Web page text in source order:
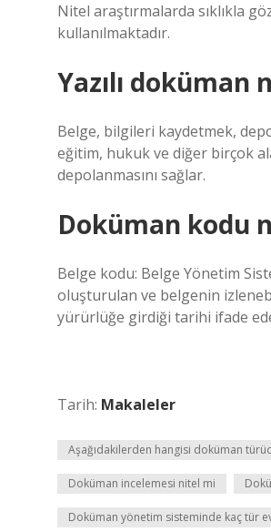
Nitel araştırmalarda sıklıkla
kullanılmaktadır.
Yazılı doküman
Belge, bilgileri kaydetmek,
eğitim, hukuk ve diğer birçok
depolanmasını sağlar.
Doküman kodu
Belge kodu: Belge Yönetim
oluşturulan ve belgenin
yürürlüğe girdiği tarihi ifade
Tarih: Makaleler
Aşağıdakilerden hangisi doküman
Doküman incelemesi nitel mi
Doküman yönetim sisteminde kaç tür